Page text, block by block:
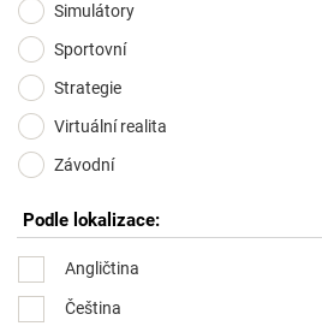
Simulátory
Sportovní
Strategie
Virtuální realita
Závodní
Podle lokalizace:
Angličtina
Čeština